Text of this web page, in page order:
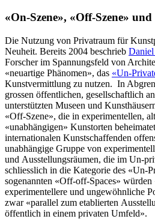
«On-Szene», «Off-Szene»
Die Nutzung von Privatraum für
Neuheit. Bereits 2004 beschrieb Daniel
Forscher im Spannungsfeld von
«neuartige Phänomen», das «Un-
Kunstvermittlung zu nutzen. In
grossen öffentlichen, gesellschaftlich
unterstützten Museen und
«Off-Szene», die in experimentellen,
«unabhängigen» Kunstorten
internationalen Kunstschaffenden
unabhängige Gruppe von
und Ausstellungsräumen, die im Un-
schliesslich in die Kategorie des «Un-
sogenannten «Off-off-Spaces»
experimentellere und ungewöhnliche
zwar «parallel zum etablierten
öffentlich in einem privaten Umfeld».